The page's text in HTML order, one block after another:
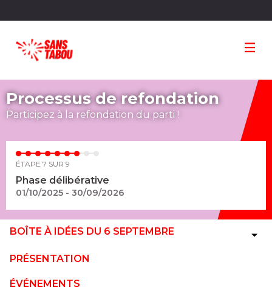
Processus de refondation
Participez à la refondation du parti !
ÉTAPE 7 SUR 9
Phase délibérative
01/10/2025 - 30/09/2026
BOÎTE À IDÉES DU 6 SEPTEMBRE
PRÉSENTATION
ÉVÉNEMENTS